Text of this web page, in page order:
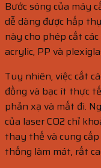
Bước sóng của máy
dễ dàng được hấp
này cho phép cắt
acrylic, PP và
Tuy nhiên, việc cắt
đồng và bạc ít thực
phản xạ và mất đi.
của laser CO2 chỉ
thay thế và cung
thống làm mát, rất